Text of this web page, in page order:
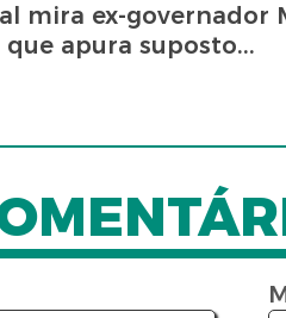
mira ex-governador
apura suposto...